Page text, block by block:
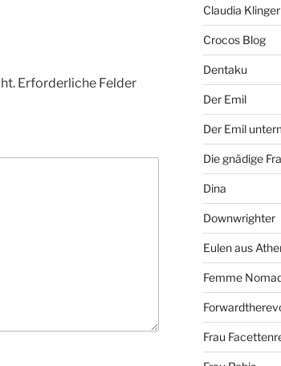
Erforderliche Felder
Claudia Klinger
Crocos Blog
Dentaku
Der Emil
Der Emil
Die gnädige
Dina
Downwrighter
Eulen aus
Femme
Frau